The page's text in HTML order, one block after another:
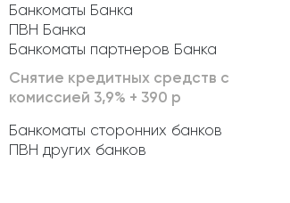
Банкоматы Банка
ПВН Банка
Банкоматы партнеров Банка
Снятие кредитных средств с
комиссией 3,9% + 390 р
Банкоматы сторонних банков
ПВН других банков